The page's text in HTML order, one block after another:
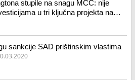
stupile na snagu MCC: nije
u tri ključna projekta na
sankcije SAD prištinskim vlastima